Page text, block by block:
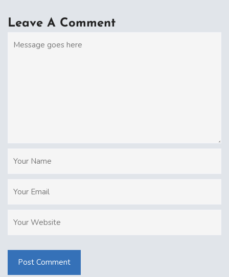
Leave A Comment
Post Comment